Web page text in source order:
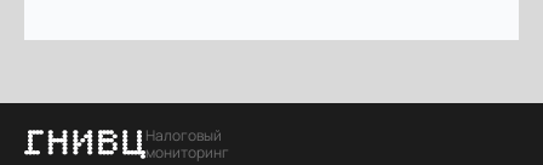
Налоговый
мониторинг